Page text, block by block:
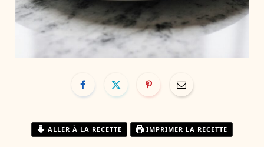
ALLER À LA RECETTE IMPRIMER LA RECETTE